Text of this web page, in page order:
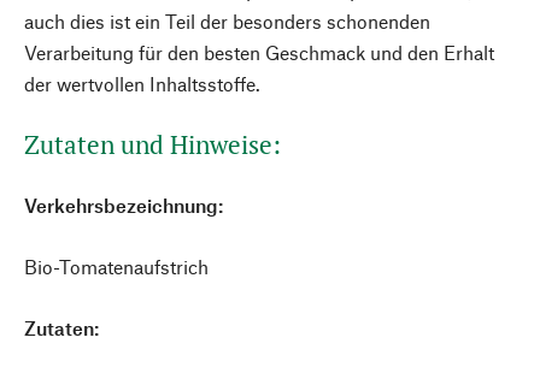
auch dies ist ein Teil der besonders schonenden
Verarbeitung für den besten Geschmack und den Erhalt
der wertvollen Inhaltsstoffe.
Zutaten und Hinweise:
Verkehrsbezeichnung:
Bio-Tomatenaufstrich
Zutaten: